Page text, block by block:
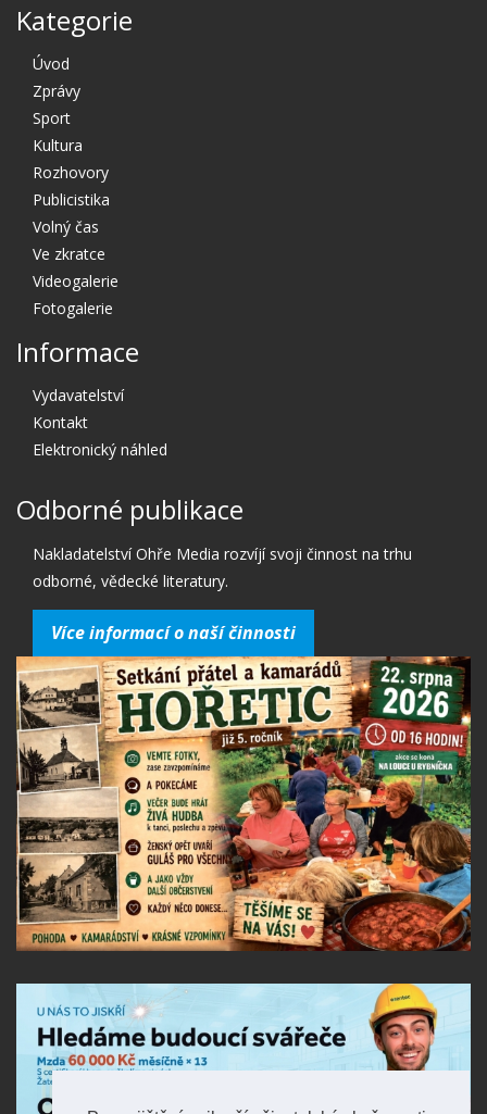
Kategorie
Úvod
Zprávy
Sport
Kultura
Rozhovory
Publicistika
Volný čas
Ve zkratce
Videogalerie
Fotogalerie
Informace
Vydavatelství
Kontakt
Elektronický náhled
Odborné publikace
Nakladatelství Ohře Media rozvíjí svoji činnost na trhu
odborné, vědecké literatury.
Více informací o naší činnosti